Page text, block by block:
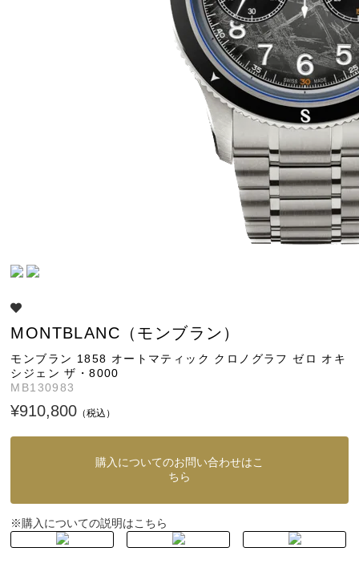
MONTBLANC（モンブラン）
モンブラン 1858 オートマティック クロノグラフ ゼロ オキ
シジェン ザ・8000
MB130983
¥910,800 （税込）
購入についてのお問い合わせはこ
ちら
※購入についての説明はこちら